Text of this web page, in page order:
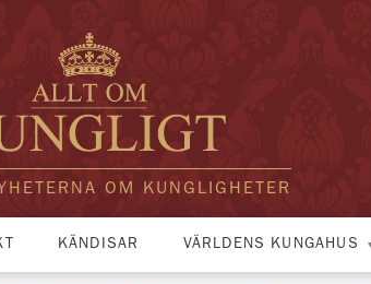
OM KUNGLIGHETER
KÄNDISAR VÄRLDENS KUNGAHUS